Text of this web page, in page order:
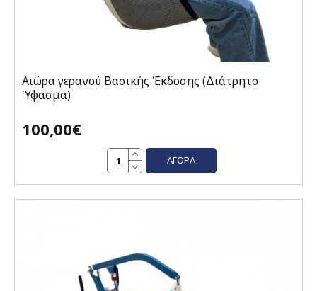
Αιώρα γερανού Βασικής Έκδοσης (Διάτρητο
Ύφασμα)
100,00€
ΑΓΟΡΆ